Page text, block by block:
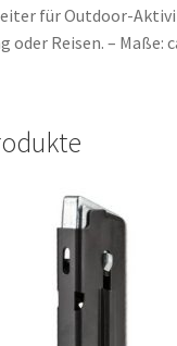
für Outdoor-
oder Reisen. – Maße: